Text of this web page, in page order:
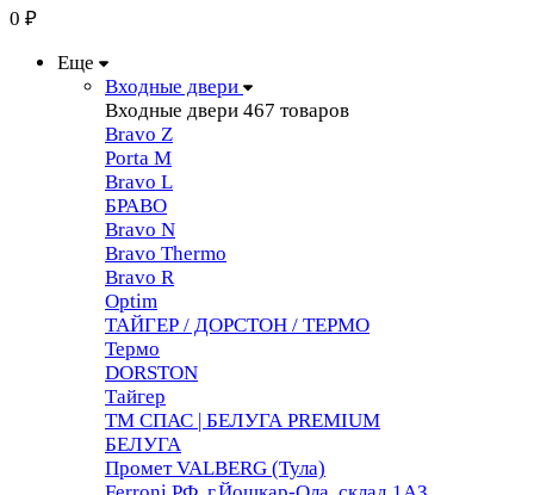
0 ₽
Еще
Входные двери
Входные двери 467 товаров
Bravo Z
Porta М
Bravo L
БРАВО
Bravo N
Bravo Thermo
Bravo R
Optim
ТАЙГЕР / ДОРСТОН / ТЕРМО
Термо
DORSTON
Тайгер
ТМ СПАС | БЕЛУГА PREMIUM
БЕЛУГА
Промет VALBERG (Тула)